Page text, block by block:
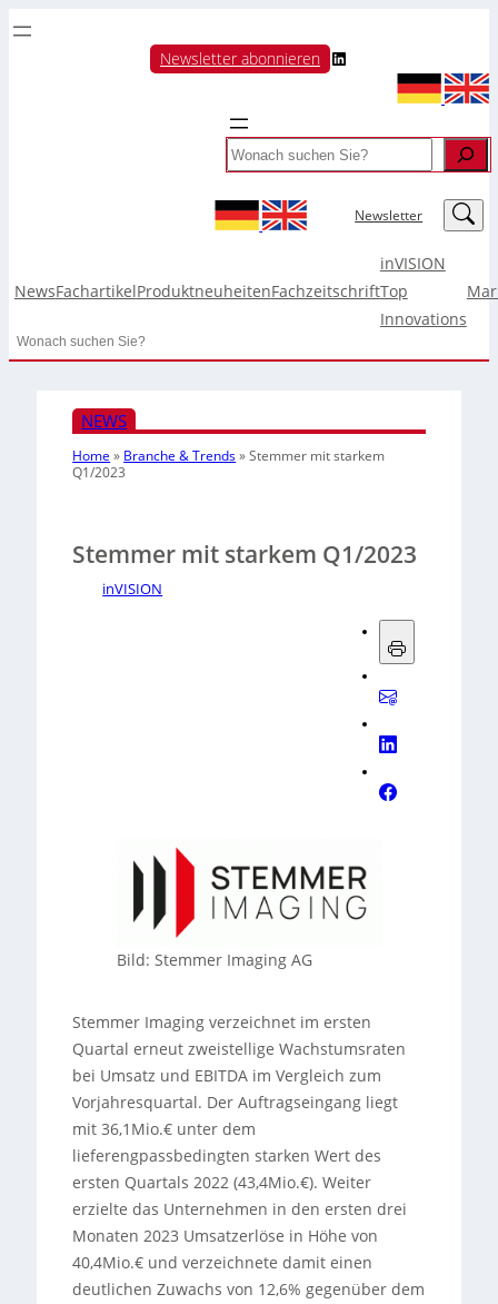
Newsletter abonnieren LinkedIn
Search
Newsletter LinkedIn
NewsFachartikelProduktneuheitenFachzeitschrift
inVISION
Top
Innovations
Search
NEWS
Home » Branche & Trends»Stemmer mit starkem
Q1/2023
Stemmer mit starkem Q1/2023
inVISION
Bild: Stemmer Imaging AG
Stemmer Imaging verzeichnet im ersten
Quartal erneut zweistellige Wachstumsraten
bei Umsatz und EBITDA im Vergleich zum
Vorjahresquartal. Der Auftragseingang liegt
mit 36,1Mio.€ unter dem
lieferengpassbedingten starken Wert des
ersten Quartals 2022 (43,4Mio.€). Weiter
erzielte das Unternehmen in den ersten drei
Monaten 2023 Umsatzerlöse in Höhe von
40,4Mio.€ und verzeichnete damit einen
deutlichen Zuwachs von 12,6% gegenüber dem